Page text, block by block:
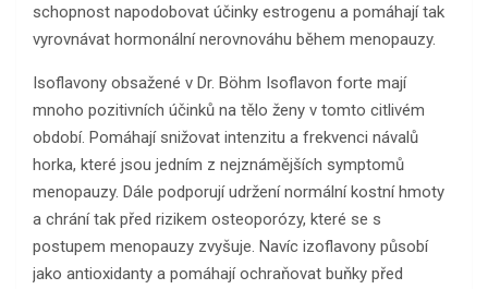
schopnost napodobovat účinky estrogenu a pomáhají tak
vyrovnávat hormonální nerovnováhu během menopauzy.
Isoflavony obsažené v Dr. Böhm Isoflavon forte mají
mnoho pozitivních účinků na tělo ženy v tomto citlivém
období. Pomáhají snižovat intenzitu a frekvenci návalů
horka, které jsou jedním z nejznámějších symptomů
menopauzy. Dále podporují udržení normální kostní hmoty
a chrání tak před rizikem osteoporózy, které se s
postupem menopauzy zvyšuje. Navíc izoflavony působí
jako antioxidanty a pomáhají ochraňovat buňky před